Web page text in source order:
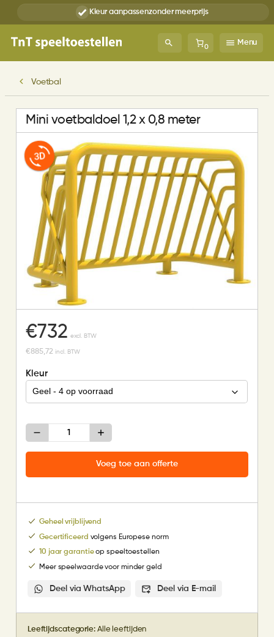
Kleur aanpassenzonder meerprijs
0
Menu
Voetbal
Mini voetbaldoel 1,2 x 0,8 meter
€732 excl. BTW
€885,72 incl. BTW
Kleur
1,2
Voeg toe aan offerte
Geheel vrijblijvend
Gecertificeerd volgens Europese norm
10 jaar garantieop speeltoestellen
Meer speelwaarde voor minder geld
Deel via WhatsApp Deel via E-mail
Leeftijdscategorie:Alle leeftijden